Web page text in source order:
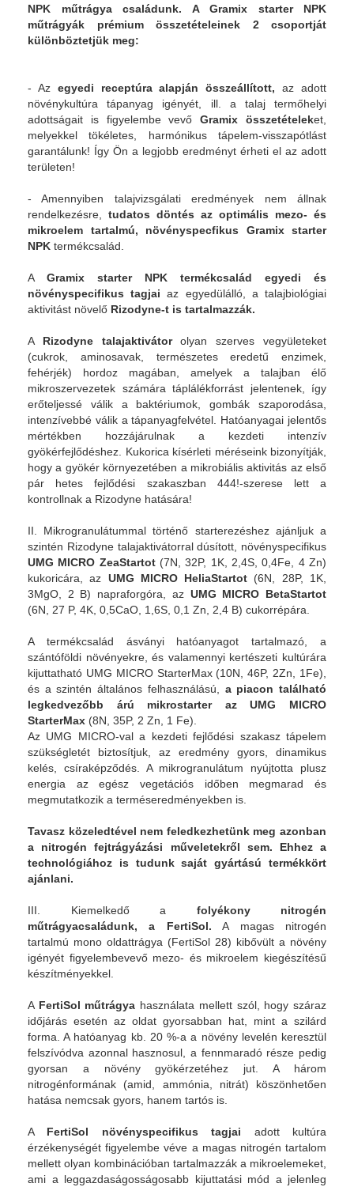
NPK műtrágya családunk. A Gramix starter NPK
műtrágyák prémium összetételeinek 2 csoportját
különböztetjük meg:
- Az egyedi receptúra alapján összeállított, az adott
növénykultúra tápanyag igényét, ill. a talaj termőhelyi
adottságait is figyelembe vevőGramix összetételeket,
melyekkel tökéletes, harmónikus tápelem-visszapótlást
garantálunk! Így Ön a legjobb eredményt érheti el az adott
területen!
- Amennyiben talajvizsgálati eredmények nem állnak
rendelkezésre, tudatos döntés az optimális mezo- és
mikroelem tartalmú, növényspecfikus Gramix starter
NPK termékcsalád.
A Gramix starter NPK termékcsalád egyedi és
növényspecifikus tagjai az egyedülálló, a talajbiológiai
aktivitást növelő Rizodyne-t is tartalmazzák.
A Rizodyne talajaktivátorolyan szerves vegyületeket
(cukrok, aminosavak, természetes eredetű enzimek,
fehérjék) hordoz magában, amelyek a talajban élő
mikroszervezetek számára táplálékforrást jelentenek, így
erőteljessé válik a baktériumok, gombák szaporodása,
intenzívebbé válik a tápanyagfelvétel. Hatóanyagai jelentős
mértékben hozzájárulnak a kezdeti intenzív
gyökérfejlődéshez. Kukorica kísérleti méréseink bizonyítják,
hogy a gyökér környezetében a mikrobiális aktivitás az első
pár hetes fejlődési szakaszban 444!-szerese lett a
kontrollnak a Rizodyne hatására!
II. Mikrogranulátummal történő starterezéshez ajánljuk a
szintén Rizodyne talajaktivátorral dúsított, növényspecifikus
UMG MICRO ZeaStartot(7N, 32P, 1K, 2,4S, 0,4Fe, 4 Zn)
kukoricára, az UMG MICRO HeliaStartot (6N, 28P, 1K,
3MgO, 2 B) napraforgóra, az UMG MICRO BetaStartot
(6N, 27 P, 4K, 0,5CaO, 1,6S, 0,1 Zn, 2,4 B) cukorrépára.
A termékcsalád ásványi hatóanyagot tartalmazó, a
szántóföldi növényekre, és valamennyi kertészeti kultúrára
kijuttatható UMG MICRO StarterMax (10N, 46P, 2Zn, 1Fe),
és a szintén általános felhasználású, a piacon található
legkedvezőbb árú mikrostarter az UMG MICRO
StarterMax (8N, 35P, 2 Zn, 1 Fe).
Az UMG MICRO-val a kezdeti fejlődési szakasz tápelem
szükségletét biztosítjuk, az eredmény gyors, dinamikus
kelés, csíraképződés. A mikrogranulátum nyújtotta plusz
energia az egész vegetációs időben megmarad és
megmutatkozik a terméseredményekben is.
Tavasz közeledtével nem feledkezhetünk meg azonban
a nitrogén fejtrágyázási műveletekről sem. Ehhez a
technológiához is tudunk saját gyártású termékkört
ajánlani.
III. Kiemelkedő a folyékony nitrogén
műtrágyacsaládunk, a FertiSol. A magas nitrogén
tartalmú mono oldattrágya (FertiSol 28) kibővült a növény
igényét figyelembevevő mezo- és mikroelem kiegészítésű
készítményekkel.
A FertiSol műtrágya használata mellett szól, hogy száraz
időjárás esetén az oldat gyorsabban hat, mint a szilárd
forma. A hatóanyag kb. 20 %-a a növény levelén keresztül
felszívódva azonnal hasznosul, a fennmaradó része pedig
gyorsan a növény gyökérzetéhez jut. A három
nitrogénformának (amid, ammónia, nitrát) köszönhetően
hatása nemcsak gyors, hanem tartós is.
A FertiSol növényspecifikus tagjai adott kultúra
érzékenységét figyelembe véve a magas nitrogén tartalom
mellett olyan kombinációban tartalmazzák a mikroelemeket,
ami a leggazdaságosságosabb kijuttatási mód a jelenleg